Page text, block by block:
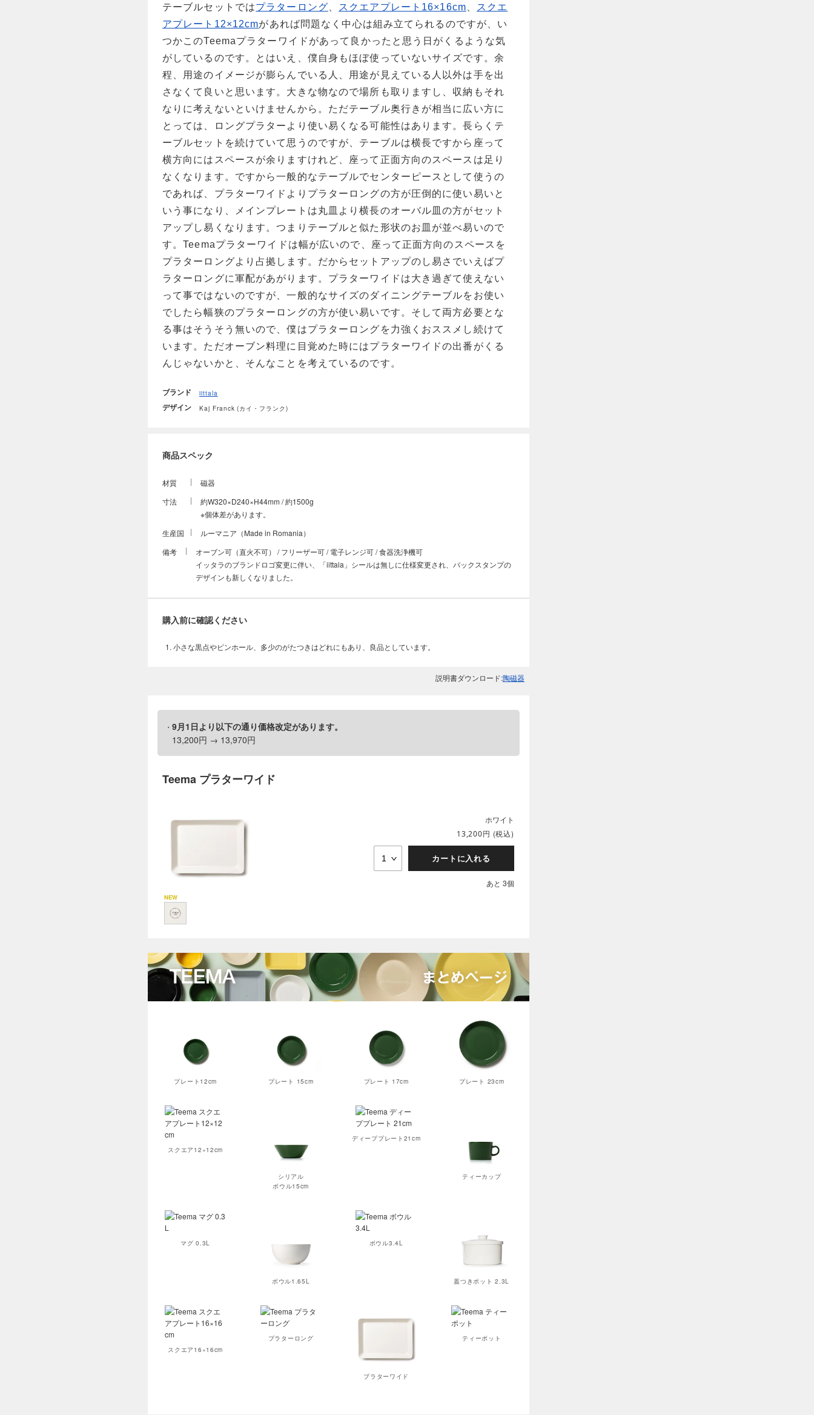
テーブルセットではプラターロング スクエアプレート16×16cm
スクエ
アプレート12×12cmがあれば問題なく中心は組み立てられるのですが、い
つかこのTeemaプラターワイドがあって良かったと思う日がくるような気
がしているのです。とはいえ、僕自身もほぼ使っていないサイズです。余
程、用途のイメージが膨らんでいる人、用途が見えている人以外は手を出
さなくて良いと思います。大きな物なので場所も取りますし、収納もそれ
なりに考えないといけませんから。ただテーブル奥行きが相当に広い方に
とっては、ロングプラターより使い易くなる可能性はあります。長らくテ
ーブルセットを続けていて思うのですが、テーブルは横長ですから座って
横方向にはスペースが余りますけれど、座って正面方向のスペースは足り
なくなります。ですから一般的なテーブルでセンターピースとして使うの
であれば、プラターワイドよりプラターロングの方が圧倒的に使い易いと
いう事になり、メインプレートは丸皿より横長のオーバル皿の方がセット
アップし易くなります。つまりテーブルと似た形状のお皿が並べ易いので
す。Teemaプラターワイドは幅が広いので、座って正面方向のスペースを
プラターロングより占拠します。だからセットアップのし易さでいえばプ
ラターロングに軍配があがります。プラターワイドは大き過ぎて使えない
って事ではないのですが、一般的なサイズのダイニングテーブルをお使い
でしたら幅狭のプラターロングの方が使い易いです。そして両方必要とな
る事はそうそう無いので、僕はプラターロングを力強くおススメし続けて
います。ただオーブン料理に目覚めた時にはプラターワイドの出番がくる
んじゃないかと、そんなことを考えているのです。
ブランド iittala
デザイン Kaj Franck (カイ・フランク)
商品スペック
材質
磁器
寸法
約W320×D240×H44mm / 約1500g
※個体差があります。
生産国
ルーマニア（Made in Romania）
備考
オーブン可（直火不可） / フリーザー可 / 電子レンジ可 / 食器洗浄機可
イッタラのブランドロゴ変更に伴い、「iittala」シールは無しに仕様変更され、バックスタンプの
デザインも新しくなりました。
購入前に確認ください
小さな黒点やピンホール、多少のがたつきはどれにもあり、良品としています。
説明書ダウンロード:陶磁器
9月1日より以下の通り価格改定があります。
13,200円 → 13,970円
Teema プラターワイド
ホワイト
13,200円 (税込)
カートに入れる
あと 3個
プレート12cm プレート 15cm プレート 17cm プレート 23cm
スクエア12×12cm
シリアル
ボウル15cm
ディーププレート21cm
ティーカップ
マグ 0.3L
ボウル1.65L
ボウル3.4L
蓋つきポット 2.3L
スクエア16×16cm
プラターロング
プラターワイド
ティーポット